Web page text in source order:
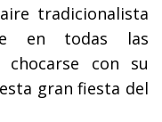
tradicionalista
en todas las
chocarse con su
gran fiesta del